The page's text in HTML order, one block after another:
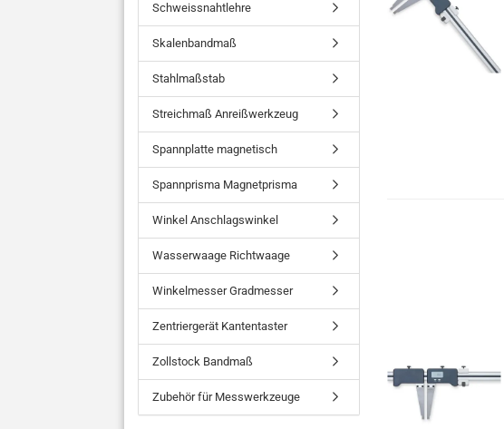
Schweissnahtlehre
Skalenbandmaß
Stahlmaßstab
Streichmaß Anreißwerkzeug
Spannplatte magnetisch
Spannprisma Magnetprisma
Winkel Anschlagswinkel
Wasserwaage Richtwaage
Winkelmesser Gradmesser
Zentriergerät Kantentaster
Zollstock Bandmaß
Zubehör für Messwerkzeuge